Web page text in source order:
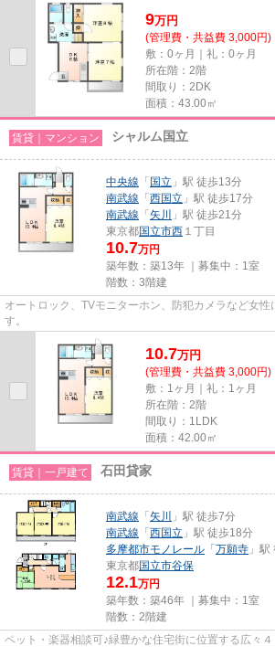
9万円
(管理費・共益費 3,000円)
敷：0ヶ月｜礼：0ヶ月
所在階：2階
間取り：2DK
面積：43.00㎡
賃貸｜マンション シャルム国立
中央線 「 国立 」駅 徒歩13分
南武線 「 西国立 」駅 徒歩17分
南武線 「 矢川
」駅 徒歩21分
東京都国立市西 １丁目
10.7万円
築年数：築13年 ｜募集中： 1室
階数：3階建
オートロック、TVモニターホン、防犯カメラなど女性
す。
10.7万円
(管理費・共益費 3,000円)
敷：1ヶ月｜礼：1ヶ月
所在階：2階
間取り：1LDK
面積：42.00㎡
賃貸｜一戸建て 石田貸家
南武線 「 矢川
」駅 徒歩7分
南武線 「 西国立 」駅 徒歩18分
多摩都市モノレール 「 万願寺 」
東京都国立市谷保
12.1万円
築年数：築46年 ｜募集中： 1室
階数：2階建
ペット・楽器相談可♪緑豊かな住宅街に位置する広々４